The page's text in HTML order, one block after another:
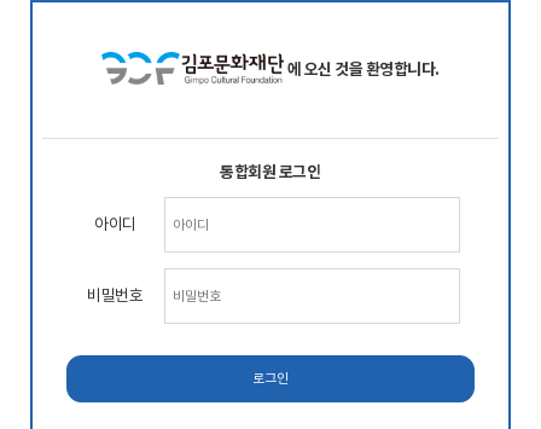
에 오신 것을 환영합니다.
통합회원 로그인
아이디
비밀번호